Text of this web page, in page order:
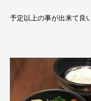
予定以上の事が出来て良